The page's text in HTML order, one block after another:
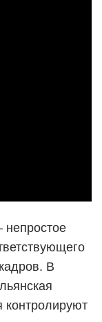
непростое
В
контролируют